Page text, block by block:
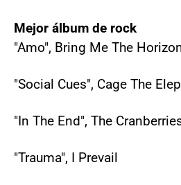
Mejor álbum de rock
"Amo", Bring Me The
"Social Cues", Cage The
"In The End", The
"Trauma", I Prevail